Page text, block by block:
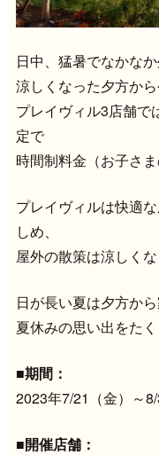
日中、猛暑でなかな
涼しくなった夕方か
プレイヴィル3店舗で
定で
時間制料金（お子さ
プレイヴィルは快適
しめ、
屋外の散策は涼しく
日が長い夏は夕方か
夏休みの思い出をたく
■期間：
2023年7/21（金）～8/
■開催店舗：